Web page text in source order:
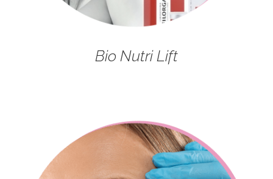
Bio Nutri Lift